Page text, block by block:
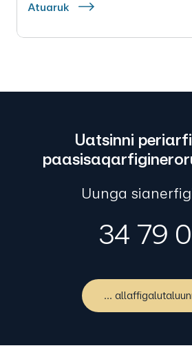
Atuaruk
Uatsinni
Uunga
34 79
...